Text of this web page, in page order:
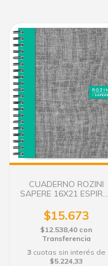
CUADERNO ROZINI
SAPERE 16X21 ESPIRAL
$15.673
$12.538,40 con
Transferencia
3 cuotas sin interés de
$5.224,33